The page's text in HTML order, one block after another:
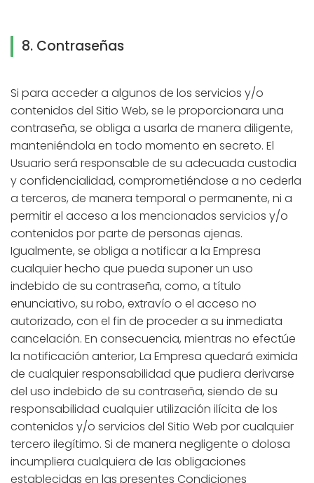
8. Contraseñas
Si para acceder a algunos de los servicios y/o
contenidos del Sitio Web, se le proporcionara una
contraseña, se obliga a usarla de manera diligente,
manteniéndola en todo momento en secreto. El
Usuario será responsable de su adecuada custodia
y confidencialidad, comprometiéndose a no cederla
a terceros, de manera temporal o permanente, ni a
permitir el acceso a los mencionados servicios y/o
contenidos por parte de personas ajenas.
Igualmente, se obliga a notificar a la Empresa
cualquier hecho que pueda suponer un uso
indebido de su contraseña, como, a título
enunciativo, su robo, extravío o el acceso no
autorizado, con el fin de proceder a su inmediata
cancelación. En consecuencia, mientras no efectúe
la notificación anterior, La Empresa quedará eximida
de cualquier responsabilidad que pudiera derivarse
del uso indebido de su contraseña, siendo de su
responsabilidad cualquier utilización ilícita de los
contenidos y/o servicios del Sitio Web por cualquier
tercero ilegítimo. Si de manera negligente o dolosa
incumpliera cualquiera de las obligaciones
establecidas en las presentes Condiciones